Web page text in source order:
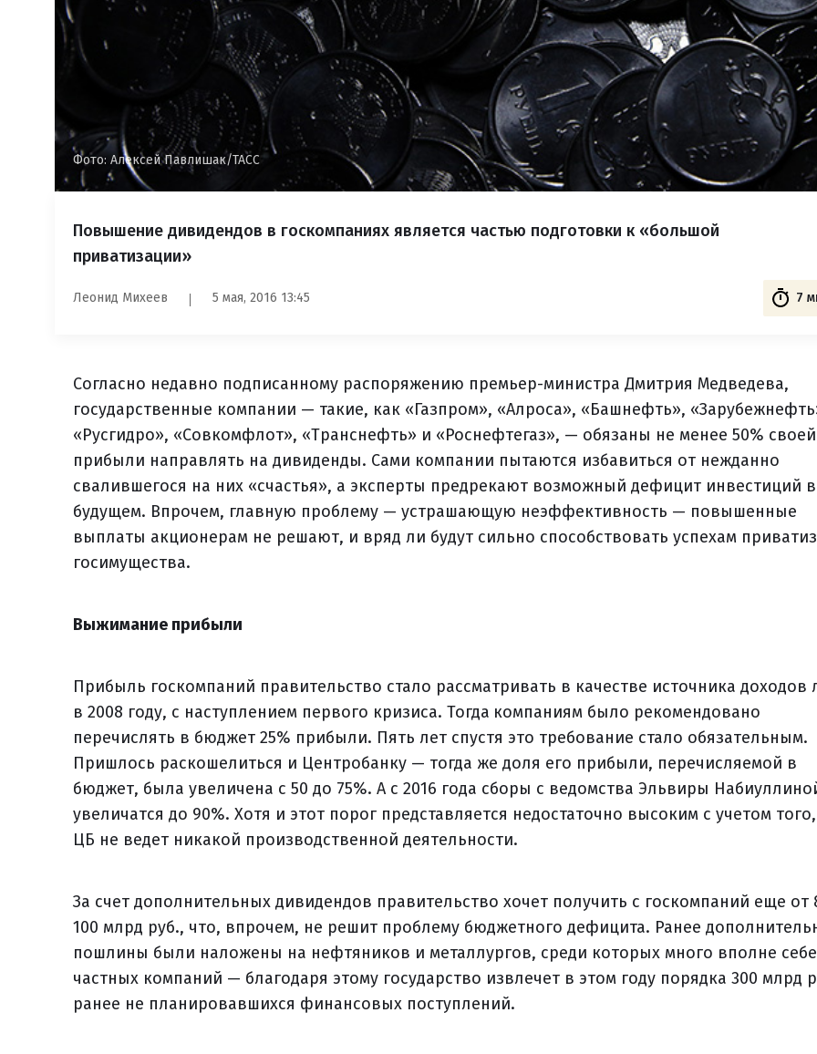
Фото: Алексей Павлишак/ТАСС
Повышение дивидендов в госкомпаниях является частью подготовки к «большой
приватизации»
Леонид Михеев 5 мая, 2016 13:45 7
Согласно недавно подписанному распоряжению премьер-министра Дмитрия Медведева,
государственные компании — такие, как «Газпром», «Алроса», «Башнефть»,
«Русгидро», «Совкомфлот», «Транснефть» и «Роснефтегаз», — обязаны не менее 50% своей
прибыли направлять на дивиденды. Сами компании пытаются избавиться от нежданно
свалившегося на них «счастья», а эксперты предрекают возможный дефицит инвестиций в
будущем. Впрочем, главную проблему — устрашающую неэффективность — повышенные
выплаты акционерам не решают, и вряд ли будут сильно способствовать успехам
госимущества.
Выжимание прибыли
Прибыль госкомпаний правительство стало рассматривать в качестве источника доходов
в 2008 году, с наступлением первого кризиса. Тогда компаниям было рекомендовано
перечислять в бюджет 25% прибыли. Пять лет спустя это требование стало обязательным.
Пришлось раскошелиться и Центробанку — тогда же доля его прибыли, перечисляемой в
бюджет, была увеличена с 50 до 75%. А с 2016 года сборы с ведомства Эльвиры
увеличатся до 90%. Хотя и этот порог представляется недостаточно высоким с учетом
ЦБ не ведет никакой производственной деятельности.
За счет дополнительных дивидендов правительство хочет получить с госкомпаний еще от
100 млрд руб., что, впрочем, не решит проблему бюджетного дефицита. Ранее
пошлины были наложены на нефтяников и металлургов, среди которых много вполне себе
частных компаний — благодаря этому государство извлечет в этом году порядка 300 млрд
ранее не планировавшихся финансовых поступлений.